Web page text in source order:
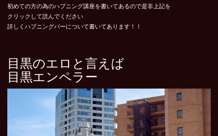
初めての方の為のハプニング講座を書いてあるので是非上記を
クリックして読んでください
詳しくハプニングバーについて書いてあります！！
目黒のエロと言えば
目黒エンペラー